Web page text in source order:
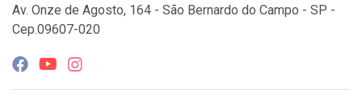
Av. Onze de Agosto, 164 - São Bernardo do Campo - SP -
Cep.09607-020